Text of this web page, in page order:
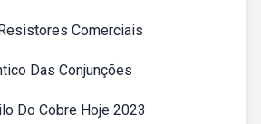
Comerciais
Das Conjunções
Do Cobre Hoje 2023